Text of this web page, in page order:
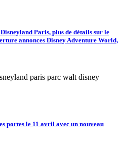
Paris, plus de détails sur le
annonces Disney Adventure World,
portes le 11 avril avec un nouveau